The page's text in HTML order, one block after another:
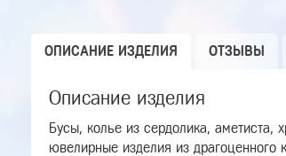
ОПИСАНИЕ ИЗДЕЛИЯ ОТЗЫВЫ
Описание изделия
Бусы, колье из сердолика,
ювелирные изделия из драгоценного